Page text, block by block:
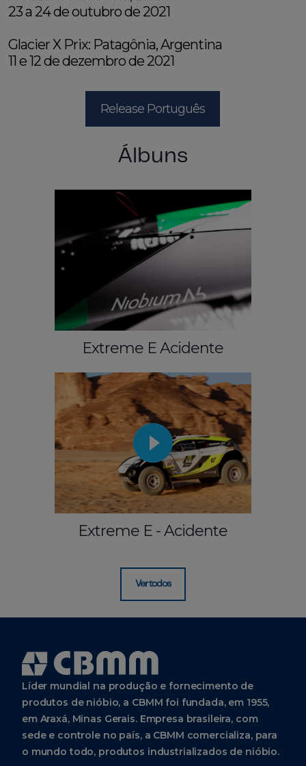
23 a 24 de outubro de 2021
Glacier X Prix: Patagônia, Argentina
11 e 12 de dezembro de 2021
Release Português
Álbuns
Extreme E Acidente
Extreme E - Acidente
Ver todos
Líder mundial na produção e fornecimento de
produtos de nióbio, a CBMM foi fundada, em 1955,
em Araxá, Minas Gerais. Empresa brasileira, com
sede e controle no país, a CBMM comercializa, para
o mundo todo, produtos industrializados de nióbio.